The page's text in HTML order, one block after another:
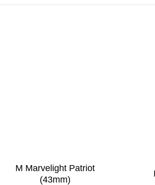
M Marvelight Patriot
(43mm)